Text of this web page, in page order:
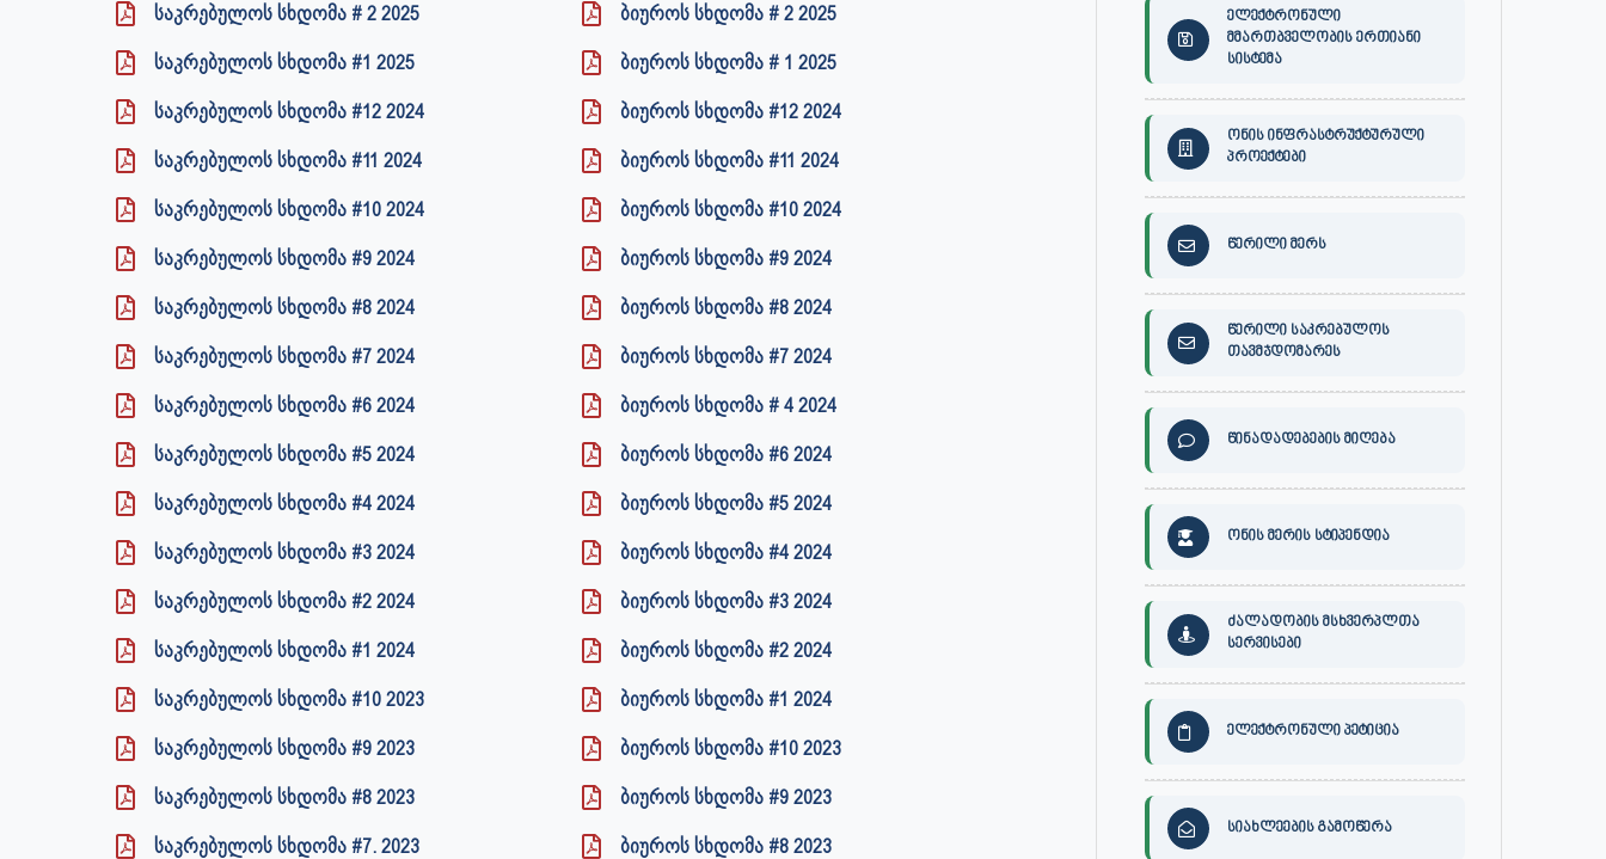
საკრებულოს სხდომა # 2 2025
საკრებულოს სხდომა #1 2025
საკრებულოს სხდომა #12 2024
საკრებულოს სხდომა #11 2024
საკრებულოს სხდომა #10 2024
საკრებულოს სხდომა #9 2024
საკრებულოს სხდომა #8 2024
საკრებულოს სხდომა #7 2024
საკრებულოს სხდომა #6 2024
საკრებულოს სხდომა #5 2024
საკრებულოს სხდომა #4 2024
საკრებულოს სხდომა #3 2024
საკრებულოს სხდომა #2 2024
საკრებულოს სხდომა #1 2024
საკრებულოს სხდომა #10 2023
საკრებულოს სხდომა #9 2023
საკრებულოს სხდომა #8 2023
საკრებულოს სხდომა #7. 2023
ბიუროს სხდომა # 2 2025
ბიუროს სხდომა # 1 2025
ბიუროს სხდომა #12 2024
ბიუროს სხდომა #11 2024
ბიუროს სხდომა #10 2024
ბიუროს სხდომა #9 2024
ბიუროს სხდომა #8 2024
ბიუროს სხდომა #7 2024
ბიუროს სხდომა # 4 2024
ბიუროს სხდომა #6 2024
ბიუროს სხდომა #5 2024
ბიუროს სხდომა #4 2024
ბიუროს სხდომა #3 2024
ბიუროს სხდომა #2 2024
ბიუროს სხდომა #1 2024
ბიუროს სხდომა #10 2023
ბიუროს სხდომა #9 2023
ბიუროს სხდომა #8 2023
ელექტრონული
მმართბველობის ერთიანი
სისტემა
ონის ინფრასტრუქტურული
პროექტები
წერილი მერს
წერილი საკრებულოს
თავმჯდომარეს
წინადადებების მიღება
ონის მერის სტიპენდია
ძალადობის მსხვერპლთა
სერვისები
ელექტრონული პეტიცია
სიახლეების გამოწერა